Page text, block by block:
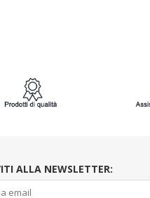
ALLA NEWSLETTER: